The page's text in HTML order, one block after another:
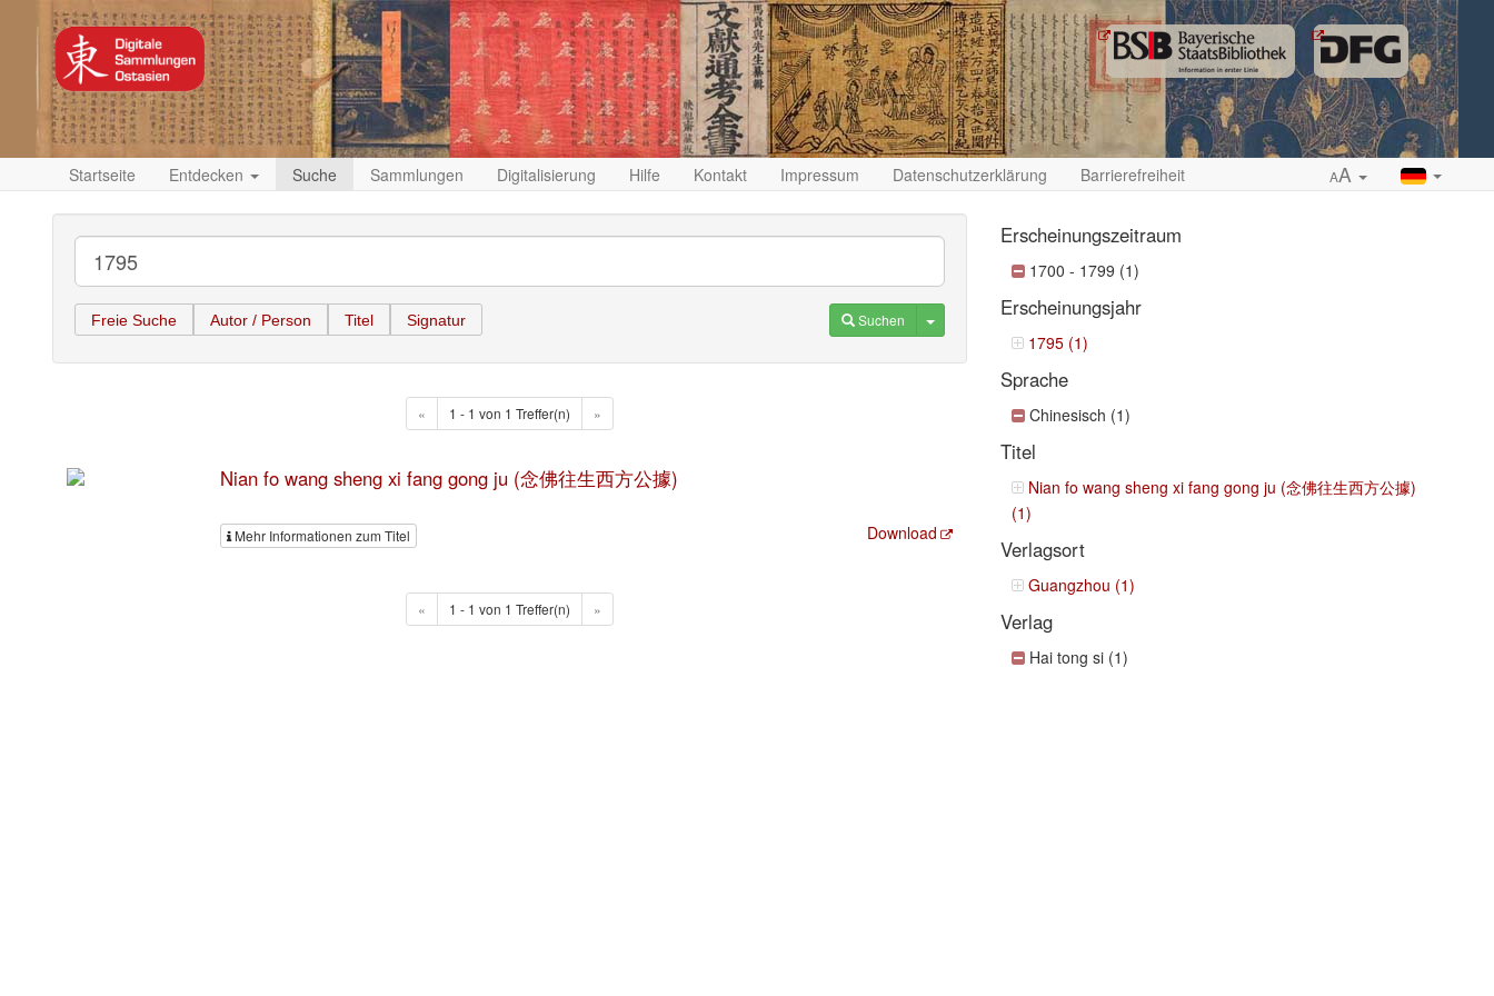
Startseite Entdecken Suche Sammlungen Digitalisierung Hilfe Kontakt Impressum Datenschutzerklärung Barrierefreiheit AA
Freie Suche Autor / Person Titel Signatur Suchen Toggle Dropdown
« 1 - 1 von 1 Treffer(n) »
Nian fo wang sheng xi fang gong ju (念佛往生西方公據)
Mehr Informationen zum Titel Download
« 1 - 1 von 1 Treffer(n) »
Erscheinungszeitraum
1700 - 1799 (1)
Erscheinungsjahr
1795 (1)
Sprache
Chinesisch (1)
Titel
Nian fo wang sheng xi fang gong ju (念佛往生西方公據)
(1)
Verlagsort
Guangzhou (1)
Verlag
Hai tong si (1)